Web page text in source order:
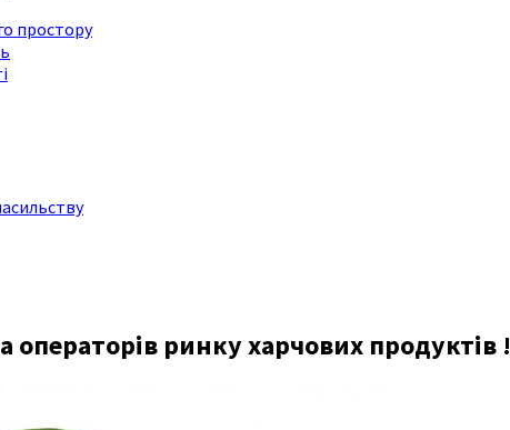
простору
операторів ринку харчових продуктів !